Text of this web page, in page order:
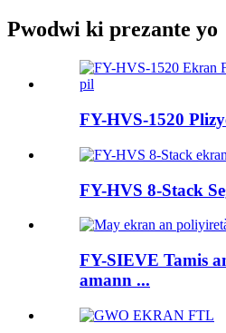
Pwodwi ki prezante yo
FY-HVS-1520
FY-HVS 8-Stack
FY-SIEVE Tamis
amann ...